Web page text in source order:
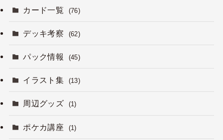
カード一覧 (76)
デッキ考察 (62)
パック情報 (45)
イラスト集 (13)
周辺グッズ (1)
ポケカ講座 (1)